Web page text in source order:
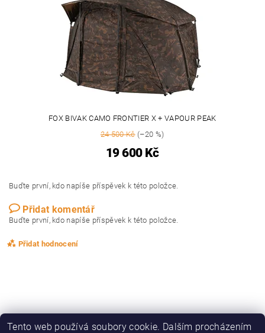
FOX BIVAK CAMO FRONTIER X + VAPOUR PEAK
24 500 Kč(–20 %)
19 600 Kč
Buďte první, kdo napíše příspěvek k této položce.
Přidat komentář
Buďte první, kdo napíše příspěvek k této položce.
Přidat hodnocení
Tento web používá soubory cookie. Dalším procházením